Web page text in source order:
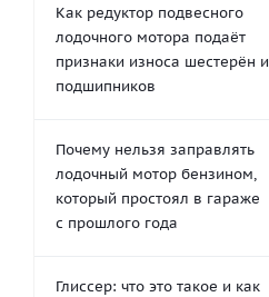
Как редуктор подвесного
лодочного мотора подаёт
признаки износа шестерён и
подшипников
Почему нельзя заправлять
лодочный мотор бензином,
который простоял в гараже
с прошлого года
Глиссер: что это такое и как